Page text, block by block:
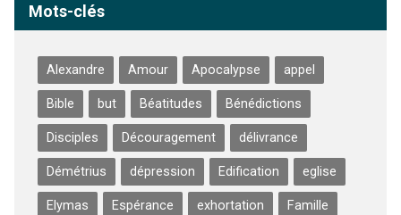
Mots-clés
Alexandre Amour Apocalypse appel
Bible but Béatitudes Bénédictions
Disciples Découragement délivrance
Démétrius dépression Edification eglise
Elymas Espérance exhortation Famille